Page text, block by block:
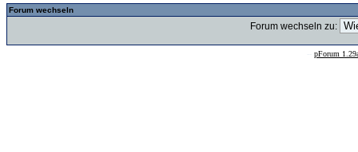
Forum wechseln
Forum wechseln zu:
pForum